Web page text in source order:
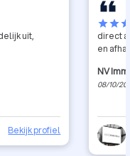
uit,
Bekijk profiel
starstar
direct
en
NV
08/10/